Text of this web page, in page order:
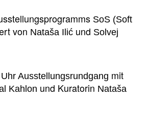
SoS (Soft
von Nataša Ilić und Solvej
Ausstellungsrundgang mit
Kahlon und Kuratorin Nataša